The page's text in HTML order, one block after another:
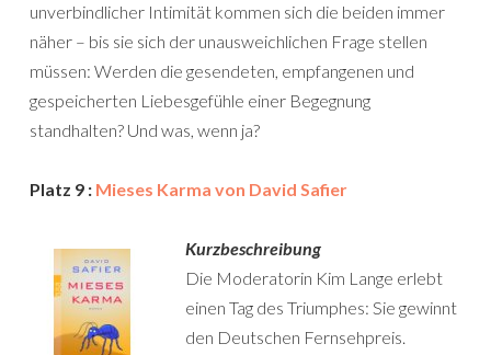
unverbindlicher Intimität kommen sich die beiden immer
näher – bis sie sich der unausweichlichen Frage stellen
müssen: Werden die gesendeten, empfangenen und
gespeicherten Liebesgefühle einer Begegnung
standhalten? Und was, wenn ja?
Platz 9 : Mieses Karma von David Safier
Kurzbeschreibung
Die Moderatorin Kim Lange erlebt
einen Tag des Triumphes: Sie gewinnt
den Deutschen Fernsehpreis.